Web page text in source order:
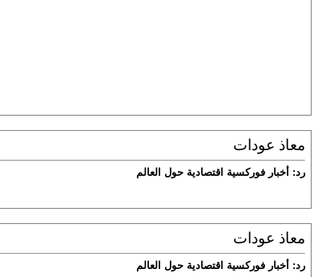
معاذ عودات
رد: أخبار فوركسية اقتصادية حول العالم
معاذ عودات
رد: أخبار فوركسية اقتصادية حول العالم